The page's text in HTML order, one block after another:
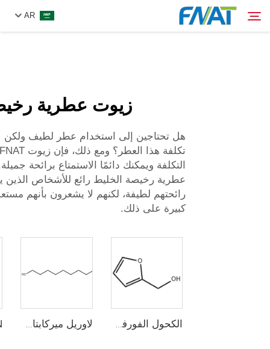
AR
زيوت عطرية
هل تحتاجين إلى استخدام عطر لطيف ولكن
التكلفة ويمكنك دائمًا الاستمتاع برائحة
عطرية رخيصة
الخليط رائع للأشخاص
رائحتهم لطيفة، لكنهم لا يشعرون بأنهم
كبيرة على ذلك.
الكحول الفورفوري لاوريل ميركابتان (n-دووديسيل ميركابتان، 1-دووديكانيثيول)